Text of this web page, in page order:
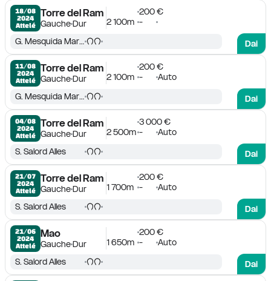
18/08
2024
Attelé
Torre del Ram
GaucheDur
200 €
2 100m -
Dai
G. Mesquida Marques
11/08
2024
Attelé
Torre del Ram
GaucheDur
200 €
2 100m -
Auto
Dai
G. Mesquida Marques
04/08
2024
Attelé
Torre del Ram
GaucheDur
3 000 €
2 500m -
Auto
Dai
S. Salord Alles
21/07
2024
Attelé
Torre del Ram
GaucheDur
200 €
1 700m -
Auto
Dai
S. Salord Alles
21/06
2024
Attelé
Mao
GaucheDur
200 €
1 650m -
Auto
Dai
S. Salord Alles